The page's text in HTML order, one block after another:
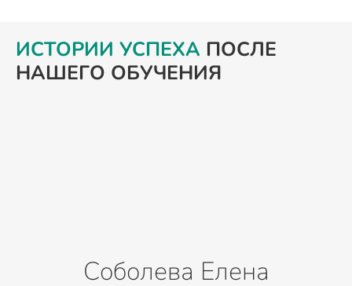
ИСТОРИИ УСПЕХА ПОСЛЕ
НАШЕГО ОБУЧЕНИЯ
Соболева Елена